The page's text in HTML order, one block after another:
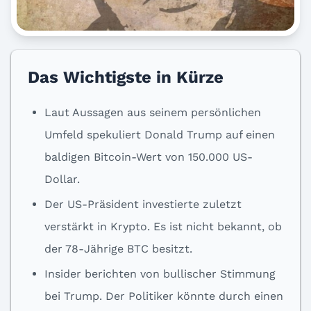
Das Wichtigste in Kürze
Laut Aussagen aus seinem persönlichen
Umfeld spekuliert Donald Trump auf einen
baldigen Bitcoin-Wert von 150.000 US-
Dollar.
Der US-Präsident investierte zuletzt
verstärkt in Krypto. Es ist nicht bekannt, ob
der 78-Jährige BTC besitzt.
Insider berichten von bullischer Stimmung
bei Trump. Der Politiker könnte durch einen